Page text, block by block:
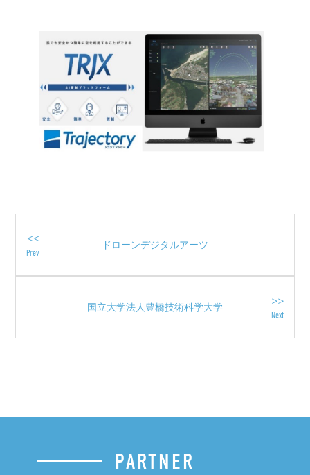
<<
Prev
ドローンデジタルアーツ
>>
Next
国立大学法人豊橋技術科学大学
PARTNER